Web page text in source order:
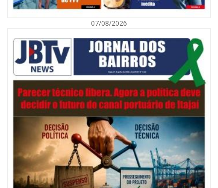
Navegantes celebra 64 anos com shows nacionais de Ferrugem, Banda
Morada e Chiquito & Bordoneio
ITAJAÍ
07/08/2026